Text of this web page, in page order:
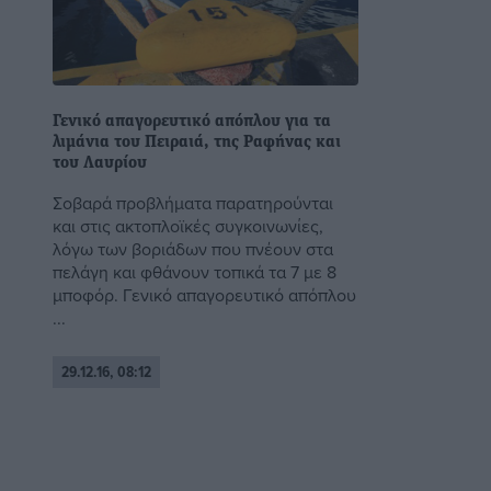
Γενικό απαγορευτικό απόπλου για τα
λιμάνια του Πειραιά, της Ραφήνας και
του Λαυρίου
Σοβαρά προβλήματα παρατηρούνται
και στις ακτοπλοϊκές συγκοινωνίες,
λόγω των βοριάδων που πνέουν στα
πελάγη και φθάνουν τοπικά τα 7 με 8
μποφόρ. Γενικό απαγορευτικό απόπλου
...
29.12.16, 08:12